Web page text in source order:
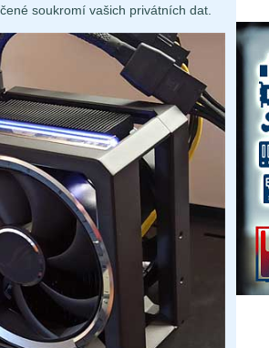
soukromí vašich privátních dat.